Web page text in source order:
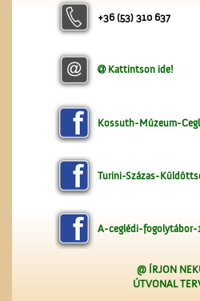
+36 (53) 310 637
Kattintson ide!
Kossuth-Múzeum-
Turini-Százas-
A-ceglédi-fogolytábor-
@ ÍRJON
ÚTVONAL